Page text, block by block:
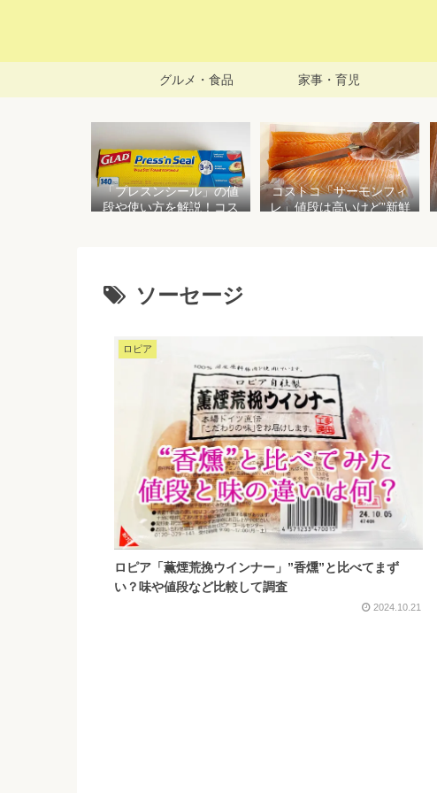
グルメ・食品 家事・育児
「プレスンシール」の値
段や使い方を解説！コス
コストコ「サーモンフィ
レ」値段は高いけど”新鮮
ソーセージ
ロピア
ロピア「薫煙荒挽ウインナー」”香燻”と比べてまず
い？味や値段など比較して調査
2024.10.21